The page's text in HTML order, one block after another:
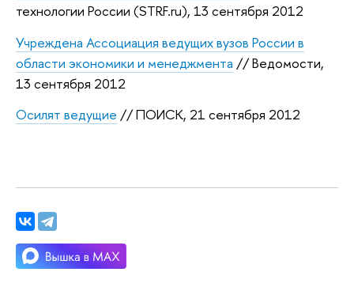
технологии России (STRF.ru), 13 сентября 2012
Учреждена Ассоциация ведущих вузов России в
области экономики и менеджмента // Ведомости,
13 сентября 2012
Осилят ведущие // ПОИСК, 21 сентября 2012